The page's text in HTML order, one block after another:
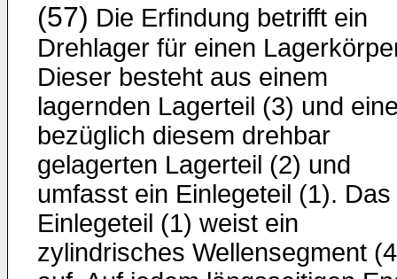
(57) Die Erfindung betrifft ein
Drehlager für einen
Dieser besteht aus einem
lagernden Lagerteil (3) und
bezüglich diesem drehbar
gelagerten Lagerteil (2) und
umfasst ein Einlegeteil (1). Das
Einlegeteil (1) weist ein
zylindrisches Wellensegment